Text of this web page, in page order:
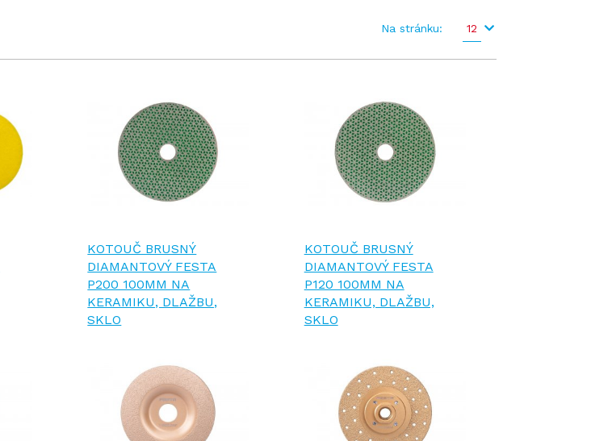
Na stránku: 12
KOTOUČ BRUSNÝ
DIAMANTOVÝ FESTA
P200 100MM NA
KERAMIKU, DLAŽBU,
SKLO
KOTOUČ BRUSNÝ
DIAMANTOVÝ FESTA
P120 100MM NA
KERAMIKU, DLAŽBU,
SKLO